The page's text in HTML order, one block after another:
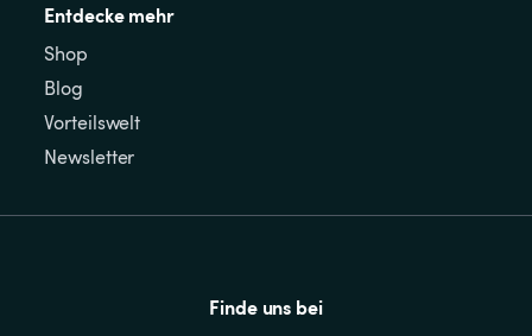
Entdecke mehr
Shop
Blog
Vorteilswelt
Newsletter
Finde uns bei